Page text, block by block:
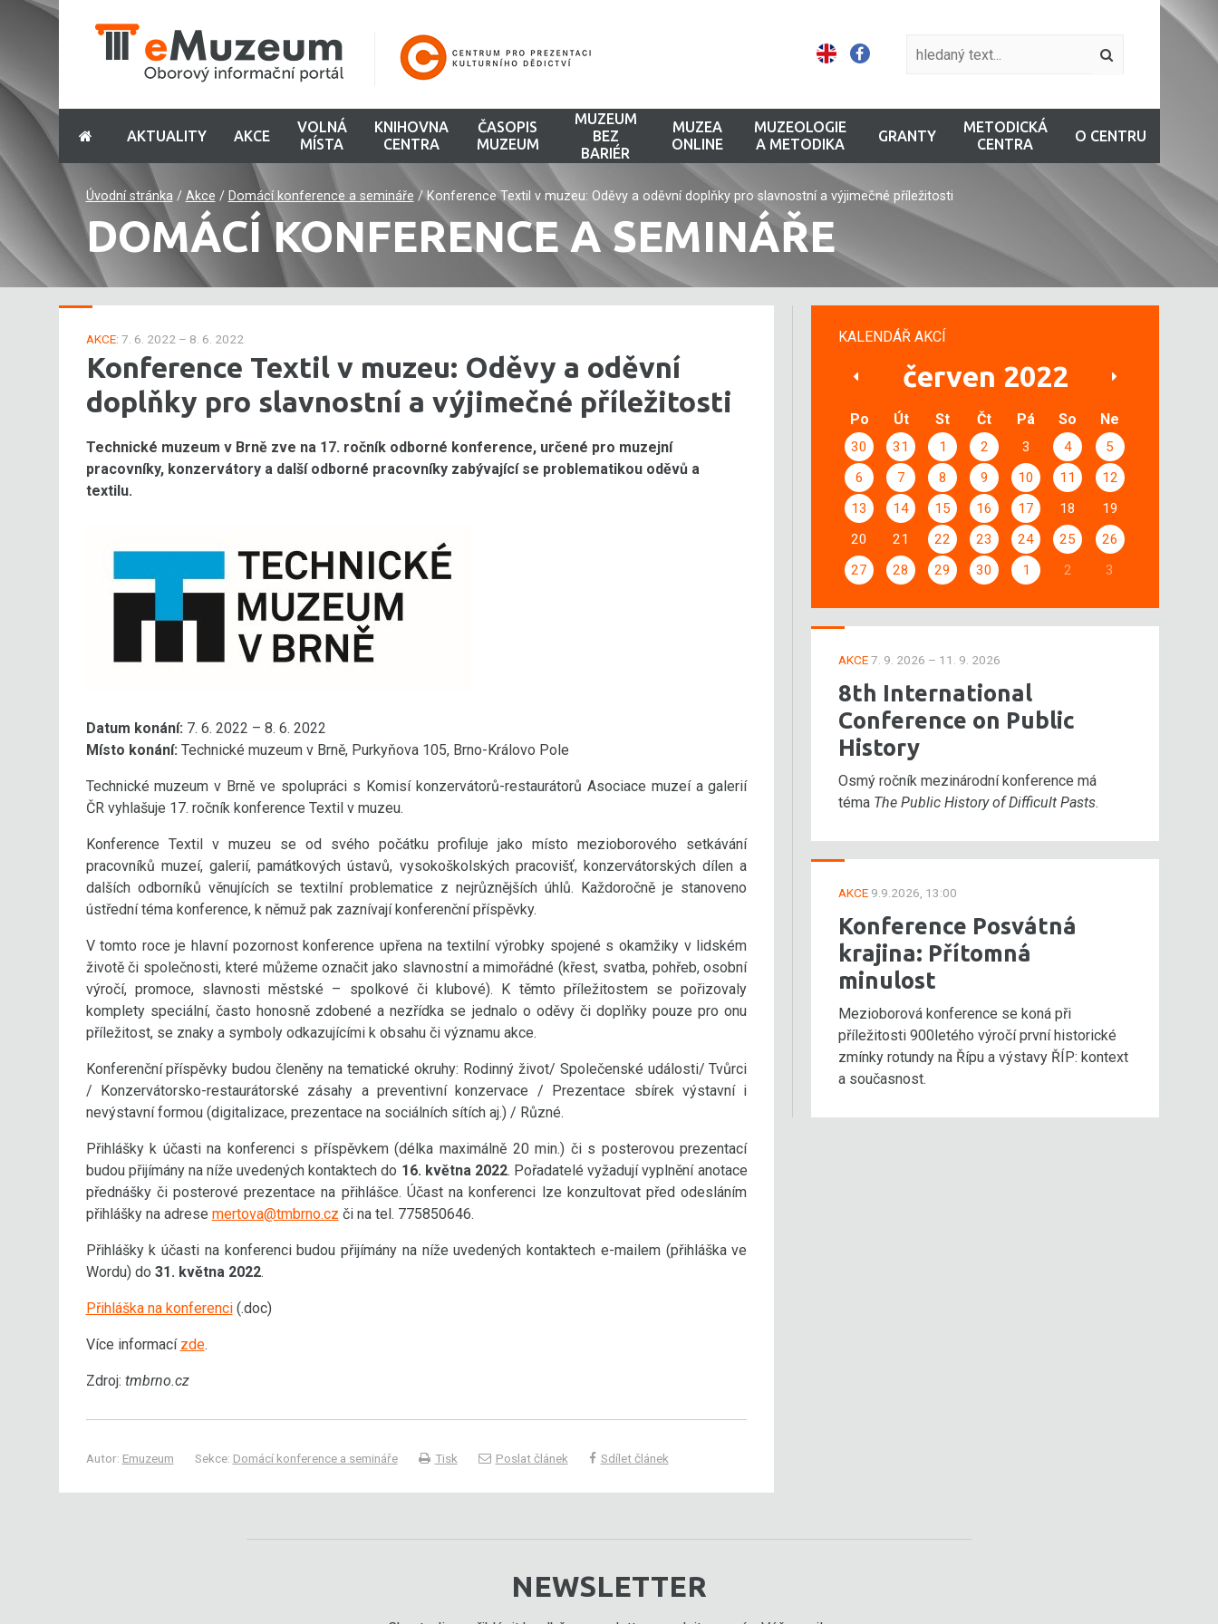
AKTUALITY AKCE
VOLNÁ
MÍSTA
KNIHOVNA
CENTRA
ČASOPIS
MUZEUM
MUZEUM
BEZ
BARIÉR
MUZEA
ONLINE
MUZEOLOGIE
A METODIKA
GRANTY
METODICKÁ
CENTRA
O CENTRU
Úvodní stránka/ Akce / Domácí konference a semináře / Konference Textil v muzeu: Oděvy a oděvní doplňky pro slavnostní a výjimečné příležitosti
DOMÁCÍ KONFERENCE A SEMINÁŘE
AKCE: 7. 6. 2022 – 8. 6. 2022
Konference Textil v muzeu: Oděvy a oděvní
doplňky pro slavnostní a výjimečné příležitosti
Technické muzeum v Brně zve na 17. ročník odborné konference, určené pro muzejní
pracovníky, konzervátory a další odborné pracovníky zabývající se problematikou oděvů a
textilu.
Datum konání: 7. 6. 2022 – 8. 6. 2022
Místo konání: Technické muzeum v Brně, Purkyňova 105, Brno-Královo Pole
Technické muzeum v Brně ve spolupráci s Komisí konzervátorů-restaurátorů Asociace muzeí a galerií
ČR vyhlašuje 17. ročník konference Textil v muzeu.
Konference Textil v muzeu se od svého počátku profiluje jako místo mezioborového setkávání
pracovníků muzeí, galerií, památkových ústavů, vysokoškolských pracovišť, konzervátorských dílen a
dalších odborníků věnujících se textilní problematice z nejrůznějších úhlů. Každoročně je stanoveno
ústřední téma konference, k němuž pak zaznívají konferenční příspěvky.
V tomto roce je hlavní pozornost konference upřena na textilní výrobky spojené s okamžiky v lidském
životě či společnosti, které můžeme označit jako slavnostní a mimořádné (křest, svatba, pohřeb, osobní
výročí, promoce, slavnosti městské – spolkové či klubové). K těmto příležitostem se pořizovaly
komplety speciální, často honosně zdobené a nezřídka se jednalo o oděvy či doplňky pouze pro onu
příležitost, se znaky a symboly odkazujícími k obsahu či významu akce.
Konferenční příspěvky budou členěny na tematické okruhy: Rodinný život/ Společenské události/ Tvůrci
/ Konzervátorsko-restaurátorské zásahy a preventivní konzervace / Prezentace sbírek výstavní i
nevýstavní formou (digitalizace, prezentace na sociálních sítích aj.) / Různé.
Přihlášky k účasti na konferenci s příspěvkem (délka maximálně 20 min.) či s posterovou prezentací
budou přijímány na níže uvedených kontaktech do 16. května 2022. Pořadatelé vyžadují vyplnění anotace
přednášky či posterové prezentace na přihlášce. Účast na konferenci lze konzultovat před odesláním
přihlášky na adrese mertova@tmbrno.cz či na tel. 775850646.
Přihlášky k účasti na konferenci budou přijímány na níže uvedených kontaktech e-mailem (přihláška ve
Wordu) do 31. května 2022.
Přihláška na konferenci(.doc)
Více informací zde.
Zdroj: tmbrno.cz
Autor: Emuzeum Sekce: Domácí konference a semináře Tisk Poslat článek Sdílet článek
KALENDÁŘ AKCÍ
červen 2022
Po Út St Čt Pá So Ne
30 31 1 2 3 4
5
6
7 8 9 10 11
12
13
14 15 16 17 18
19
20
21 22 23 24 25
26
27
28 29 30 1 2 3
AKCE7. 9. 2026 – 11. 9. 2026
8th International
Conference on Public
History
Osmý ročník mezinárodní konference má
téma The Public History of Difficult Pasts.
AKCE 9.9.2026, 13:00
Konference Posvátná
krajina: Přítomná
minulost
Mezioborová konference se koná při
příležitosti 900letého výročí první historické
zmínky rotundy na Řípu a výstavy ŘÍP: kontext
a současnost.
NEWSLETTER